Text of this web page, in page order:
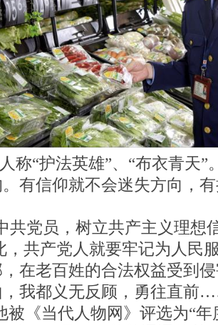
称“护法英雄”、“布衣青天”
有信仰就不会迷失方向，
共党员，树立共产主义理想
，共产党人就要牢记为人民
在老百姓的合法权益受到
，我都义无反顾，勇往直前
被《当代人物网》评选为“